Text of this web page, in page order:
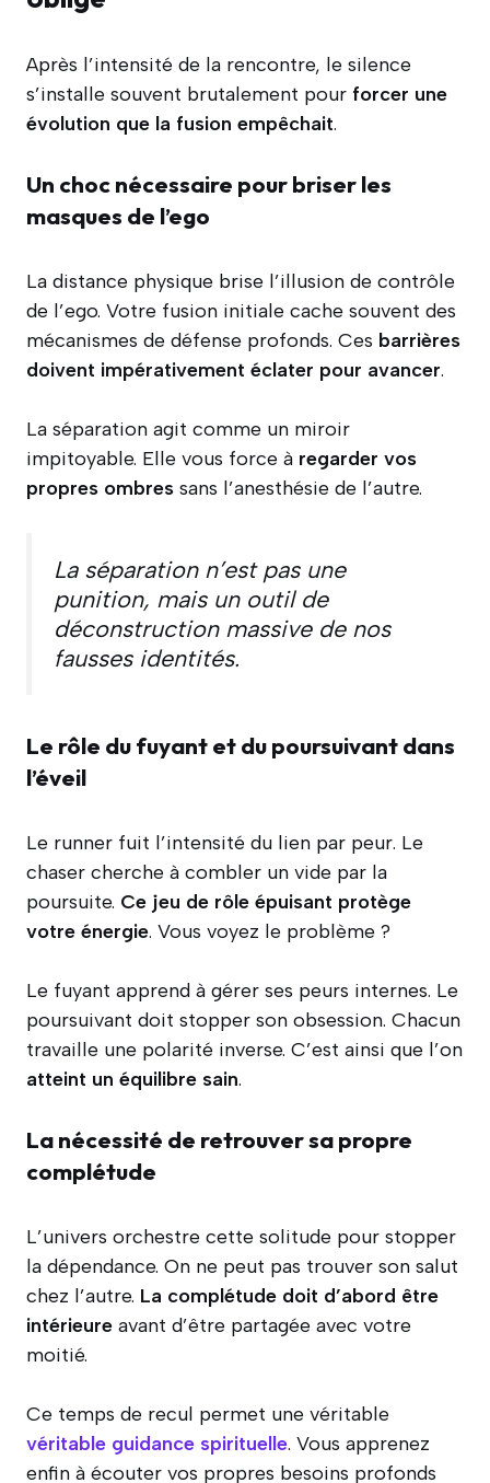
Après l’intensité de la rencontre, le silence
s’installe souvent brutalement pour forcer une
évolution que la fusion empêchait.
Un choc nécessaire pour briser les
masques de l’ego
La distance physique brise l’illusion de contrôle
de l’ego. Votre fusion initiale cache souvent des
mécanismes de défense profonds. Ces barrières
doivent impérativement éclater pour avancer.
La séparation agit comme un miroir
impitoyable. Elle vous force à regarder vos
propres ombres sans l’anesthésie de l’autre.
La séparation n’est pas une
punition, mais un outil de
déconstruction massive de nos
fausses identités.
Le rôle du fuyant et du poursuivant dans
l’éveil
Le runner fuit l’intensité du lien par peur. Le
chaser cherche à combler un vide par la
poursuite. Ce jeu de rôle épuisant protège
votre énergie. Vous voyez le problème ?
Le fuyant apprend à gérer ses peurs internes. Le
poursuivant doit stopper son obsession. Chacun
travaille une polarité inverse. C’est ainsi que l’on
atteint un équilibre sain.
La nécessité de retrouver sa propre
complétude
L’univers orchestre cette solitude pour stopper
la dépendance. On ne peut pas trouver son salut
chez l’autre. La complétude doit d’abord être
intérieure avant d’être partagée avec votre
moitié.
Ce temps de recul permet une véritable
véritable guidance spirituelle. Vous apprenez
enfin à écouter vos propres besoins profonds